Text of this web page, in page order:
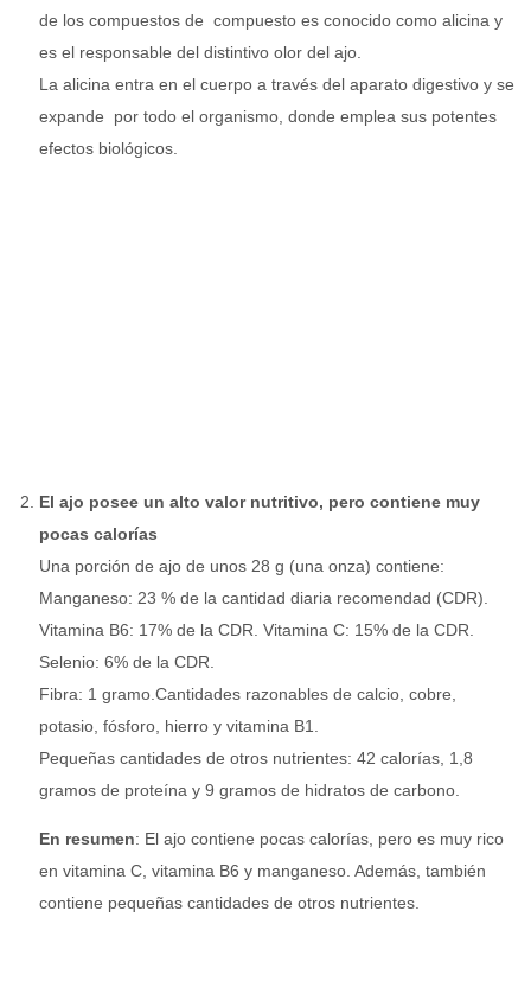
de los compuestos de compuesto es conocido como alicina y
es el responsable del distintivo olor del ajo.
La alicina entra en el cuerpo a través del aparato digestivo y se
expande por todo el organismo, donde emplea sus potentes
efectos biológicos.
El ajo posee un alto valor nutritivo, pero contiene muy
pocas calorías
Una porción de ajo de unos 28 g (una onza) contiene:
Manganeso: 23 % de la cantidad diaria recomendad (CDR).
Vitamina B6: 17% de la CDR. Vitamina C: 15% de la CDR.
Selenio: 6% de la CDR.
Fibra: 1 gramo.Cantidades razonables de calcio, cobre,
potasio, fósforo, hierro y vitamina B1.
Pequeñas cantidades de otros nutrientes: 42 calorías, 1,8
gramos de proteína y 9 gramos de hidratos de carbono.
En resumen: El ajo contiene pocas calorías, pero es muy rico
en vitamina C, vitamina B6 y manganeso. Además, también
contiene pequeñas cantidades de otros nutrientes.